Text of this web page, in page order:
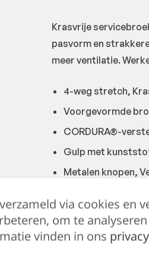
Krasvrije
pasvorm en
meer ventilatie.
4-weg stretch,
Voorgevormde
CORDURA®-
Gulp met
Metalen knopen,
Goed oppervlakte
Zak met rits op
via cookies en
om te
vinden in ons